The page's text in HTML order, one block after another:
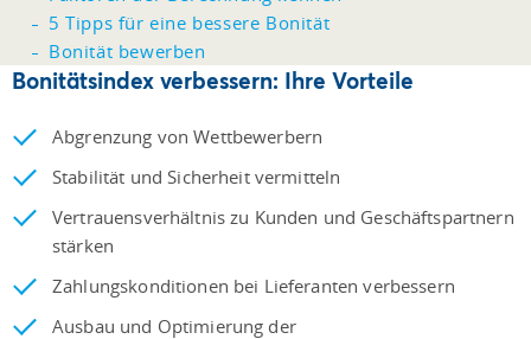
5 Tipps für eine bessere Bonität
Bonität bewerben
Bonitätsindex verbessern: Ihre Vorteile
Abgrenzung von Wettbewerbern
Stabilität und Sicherheit vermitteln
Vertrauensverhältnis zu Kunden und Geschäftspartnern
stärken
Zahlungskonditionen bei Lieferanten verbessern
Ausbau und Optimierung der